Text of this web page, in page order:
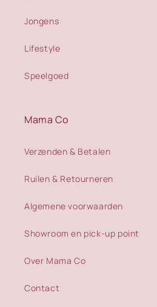
Jongens
Lifestyle
Speelgoed
Mama Co
Verzenden & Betalen
Ruilen & Retourneren
Algemene voorwaarden
Showroom en pick-up point
Over Mama Co
Contact